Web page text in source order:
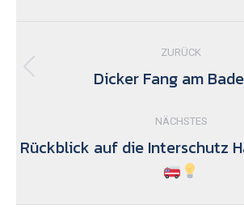
ZURÜCK
Vorheriger
Dicker Fang am
NÄCHSTES
Nächster
Beitrag:
Rückblick auf die Interschutz